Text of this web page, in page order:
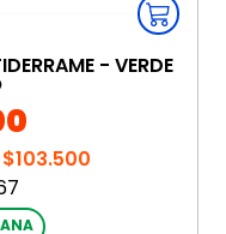
- VERDE
$103.500